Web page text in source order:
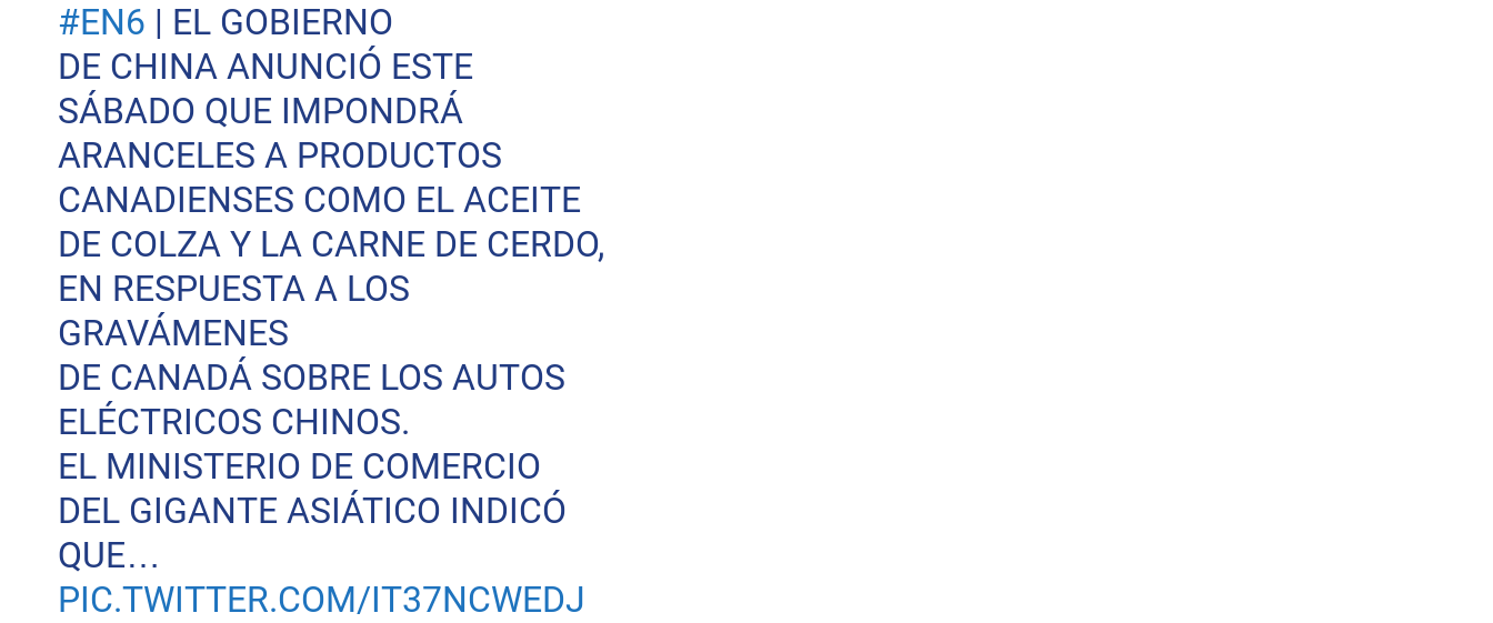
#EN6 | EL GOBIERNO
DE CHINA ANUNCIÓ ESTE
SÁBADO QUE IMPONDRÁ
ARANCELES A PRODUCTOS
CANADIENSES COMO EL ACEITE
DE COLZA Y LA CARNE DE CERDO,
EN RESPUESTA A LOS
GRAVÁMENES
DE CANADÁ SOBRE LOS AUTOS
ELÉCTRICOS CHINOS.
EL MINISTERIO DE COMERCIO
DEL GIGANTE ASIÁTICO INDICÓ
QUE…
PIC.TWITTER.COM/IT37NCWEDJ